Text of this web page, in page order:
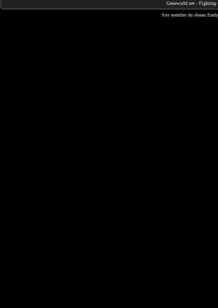
Geneworld.net - Fighting
Site membre du réseau